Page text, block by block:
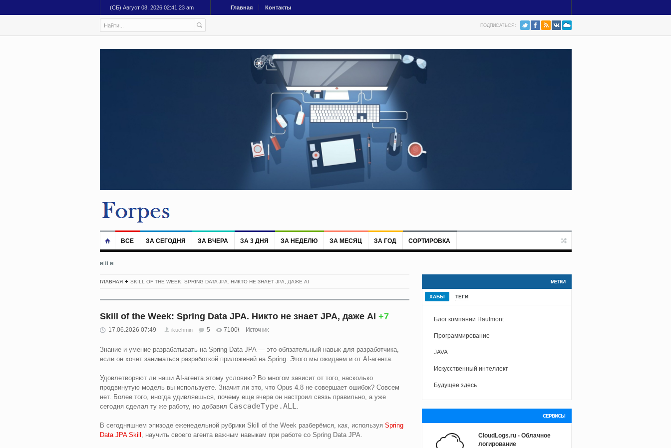
(СБ) Август 08, 2026 02:41:24 am Главная Контакты
ПОДПИСАТЬСЯ:
ВСЕ ЗА СЕГОДНЯ ЗА ВЧЕРА ЗА 3 ДНЯ ЗА НЕДЕЛЮ ЗА МЕСЯЦ ЗА ГОД СОРТИРОВКА
ГЛАВНАЯ SKILL OF THE WEEK: SPRING DATA JPA. НИКТО НЕ ЗНАЕТ JPA, ДАЖЕ AI
Skill of the Week: Spring Data JPA. Никто не знает JPA, даже AI +7
17.06.2026 07:49 ikuchmin 5 7100 Источник
Знание и умение разрабатывать на Spring Data JPA — это обязательный навык для разработчика,
если он хочет заниматься разработкой приложений на Spring. Этого мы ожидаем и от AI-агента.
Удовлетворяют ли наши AI-агента этому условию? Во многом зависит от того, насколько
продвинутую модель вы используете. Значит ли это, что Opus 4.8 не совершает ошибок? Совсем
нет. Более того, иногда удивляешься, почему еще вчера он настроил связь правильно, а уже
сегодня сделал ту же работу, но добавил CascadeType.ALL
В сегодняшнем эпизоде еженедельной рубрики Skill of the Week разберёмся, как, используя Spring
Data JPA Skill , научить своего агента важным навыкам при работе со Spring Data JPA.
МЕТКИ
ХАБЫ ТЕГИ
Блог компании Haulmont
Программирование
JAVA
Искусственный интеллект
Будущее здесь
СЕРВИСЫ
CloudLogs.ru - Облачное
логирование